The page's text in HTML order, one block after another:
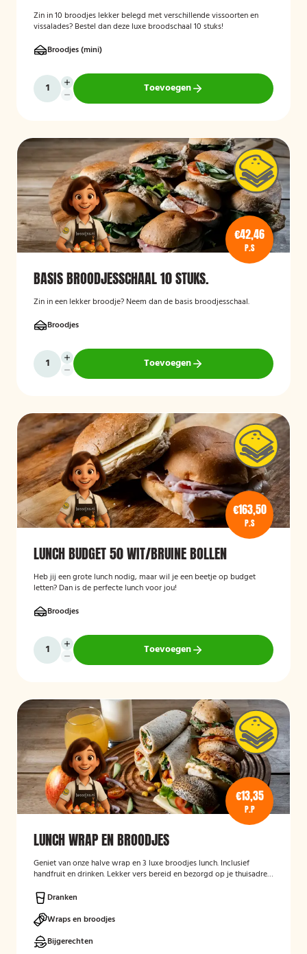
Zin in 10 broodjes lekker belegd met verschillende vissoorten en
vissalades? Bestel dan deze luxe broodschaal 10 stuks!
Broodjes (mini)
Toevoegen
€42,46
P.S
BASIS BROODJESSCHAAL 10 STUKS.
Zin in een lekker broodje? Neem dan de basis broodjesschaal.
Broodjes
Toevoegen
€163,50
P.S
LUNCH BUDGET 50 WIT/BRUINE BOLLEN
Heb jij een grote lunch nodig, maar wil je een beetje op budget
letten? Dan is de perfecte lunch voor jou!
Broodjes
Toevoegen
€13,35
P.P
LUNCH WRAP EN BROODJES
Geniet van onze halve wrap en 3 luxe broodjes lunch. Inclusief
handfruit en drinken. Lekker vers bereid en bezorgd op je thuisadres
Dranken
Wraps en broodjes
Bijgerechten